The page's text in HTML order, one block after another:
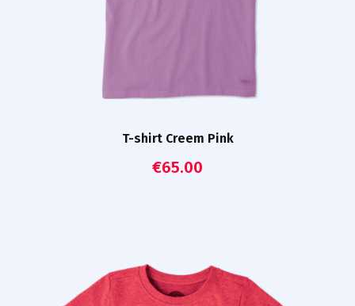
T-shirt Creem Pink
€65.00